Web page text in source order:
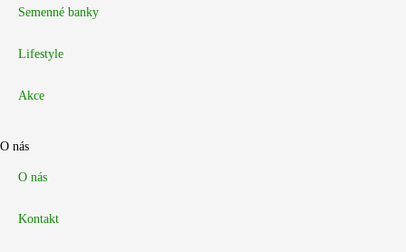
Semenné banky
Lifestyle
Akce
O nás
O nás
Kontakt